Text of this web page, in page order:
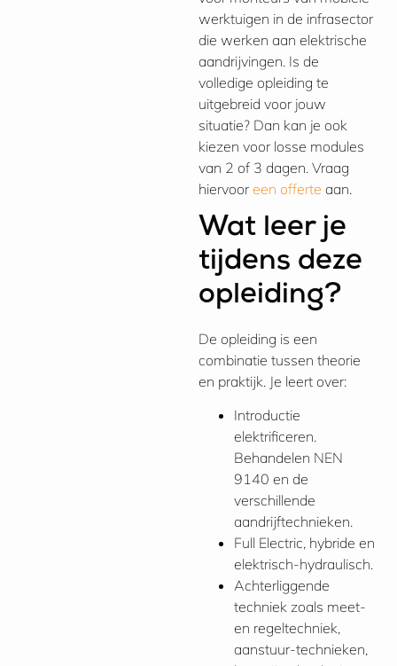
werktuigen in de infrasector
die werken aan elektrische
aandrijvingen. Is de
volledige opleiding te
uitgebreid voor jouw
situatie? Dan kan je ook
kiezen voor losse modules
van 2 of 3 dagen. Vraag
hiervooreen offerte aan.
Wat leer je
tijdens deze
opleiding?
De opleiding is een
combinatie tussen theorie
en praktijk. Je leert over:
Introductie
elektrificeren.
Behandelen NEN
9140 en de
verschillende
aandrijftechnieken.
Full Electric, hybride en
elektrisch-hydraulisch.
Achterliggende
techniek zoals meet-
en regeltechniek,
aanstuur-technieken,